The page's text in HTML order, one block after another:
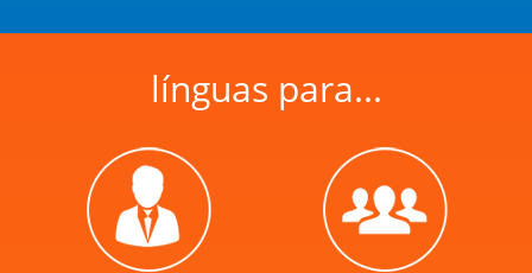
línguas para...